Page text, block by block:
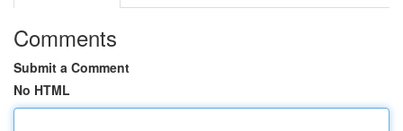
Comments
Submit a Comment
No HTML